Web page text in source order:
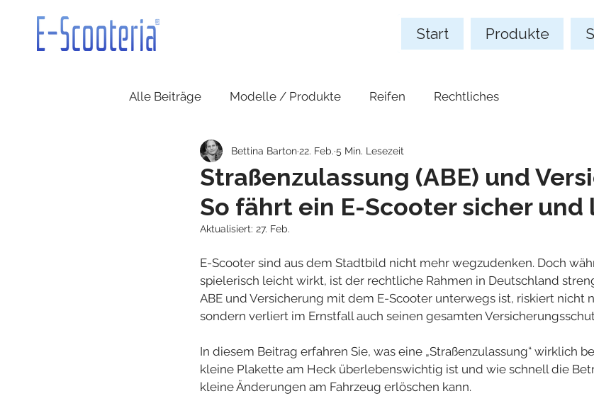
Start Produkte
Alle Beiträge Modelle / Produkte Reifen Rechtliches
Straßenzulassung (ABE) und
So fährt ein E-Scooter sicher und
Bettina Barton22. Feb. 5 Min. Lesezeit
Aktualisiert: 27. Feb.
E-Scooter sind aus dem Stadtbild nicht mehr wegzudenken. Doch
spielerisch leicht wirkt, ist der rechtliche Rahmen in Deutschland
ABE und Versicherung mit dem E-Scooter unterwegs ist, riskiert nicht
sondern verliert im Ernstfall auch seinen gesamten
In diesem Beitrag erfahren Sie, was eine „Straßenzulassung“ wirklich
kleine Plakette am Heck überlebenswichtig ist und wie schnell die
kleine Änderungen am Fahrzeug erlöschen kann.